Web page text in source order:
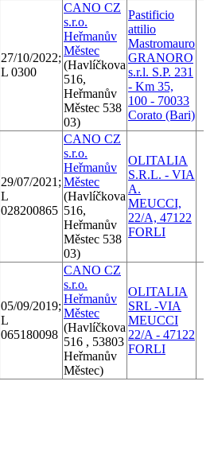
27/10/2022;
L 0300
CANO CZ
s.r.o.
Heřmanův
Městec
(Havlíčkova
516,
Heřmanův
Městec 538
03)
Pastificio
attilio
Mastromauro
GRANORO
s.r.l. S.P. 231
- Km 35,
100 - 70033
Corato (Bari)
29/07/2021;
L
028200865
CANO CZ
s.r.o.
Heřmanův
Městec
(Havlíčkova
516,
Heřmanův
Městec 538
03)
OLITALIA
S.R.L. - VIA
A.
MEUCCI,
22/A, 47122
FORLI
05/09/2019;
L
065180098
CANO CZ
s.r.o.
Heřmanův
Městec
(Havlíčkova
516 , 53803
Heřmanův
Městec)
OLITALIA
SRL -VIA
MEUCCI
22/A - 47122
FORLI